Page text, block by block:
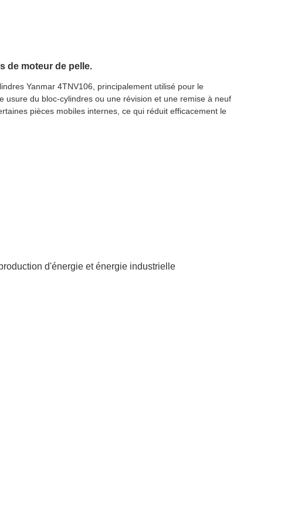
de moteur de pelle.
Yanmar 4TNV106, principalement utilisé pour le
du bloc-cylindres ou une révision et une remise à neuf
pièces mobiles internes, ce qui réduit efficacement le
d'énergie et énergie industrielle